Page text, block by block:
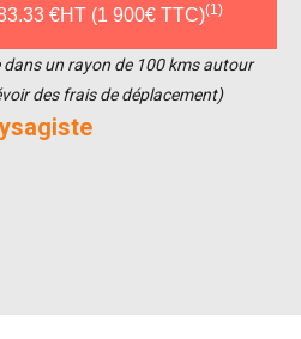
€HT (1 900€ TTC)(1)
un rayon de 100 kms autour
des frais de déplacement)